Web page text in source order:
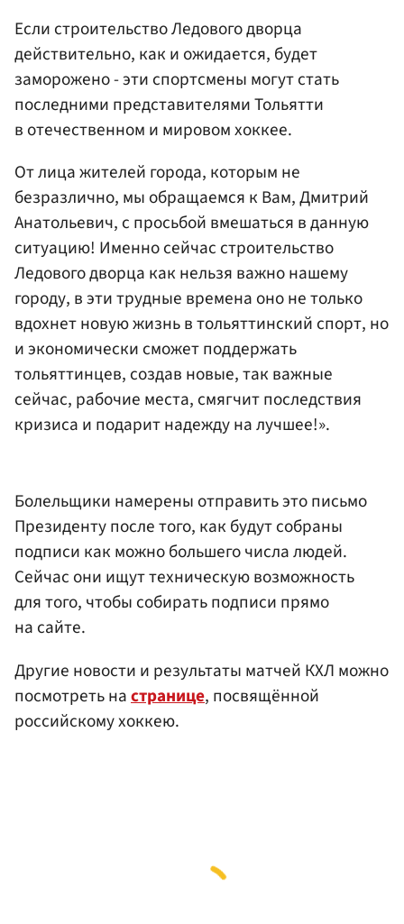
Если строительство Ледового дворца
действительно, как и ожидается, будет
заморожено - эти спортсмены могут стать
последними представителями Тольятти
в отечественном и мировом хоккее.
От лица жителей города, которым не
безразлично, мы обращаемся к Вам, Дмитрий
Анатольевич, с просьбой вмешаться в данную
ситуацию! Именно сейчас строительство
Ледового дворца как нельзя важно нашему
городу, в эти трудные времена оно не только
вдохнет новую жизнь в тольяттинский спорт, но
и экономически сможет поддержать
тольяттинцев, создав новые, так важные
сейчас, рабочие места, смягчит последствия
кризиса и подарит надежду на лучшее!».
Болельщики намерены отправить это письмо
Президенту после того, как будут собраны
подписи как можно большего числа людей.
Сейчас они ищут техническую возможность
для того, чтобы собирать подписи прямо
на сайте.
Другие новости и результаты матчей КХЛ можно
посмотреть настранице, посвящённой
российскому хоккею.